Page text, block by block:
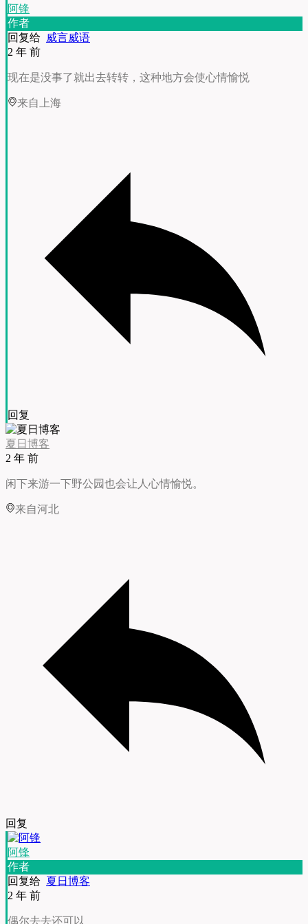
阿锋
作者
回复给 威言威语
2 年 前
现在是没事了就出去转转，这种地方会使心情愉悦
来自上海
回复
夏日博客
2 年 前
闲下来游一下野公园也会让人心情愉悦。
来自河北
回复
阿锋
作者
回复给 夏日博客
2 年 前
偶尔去去还可以